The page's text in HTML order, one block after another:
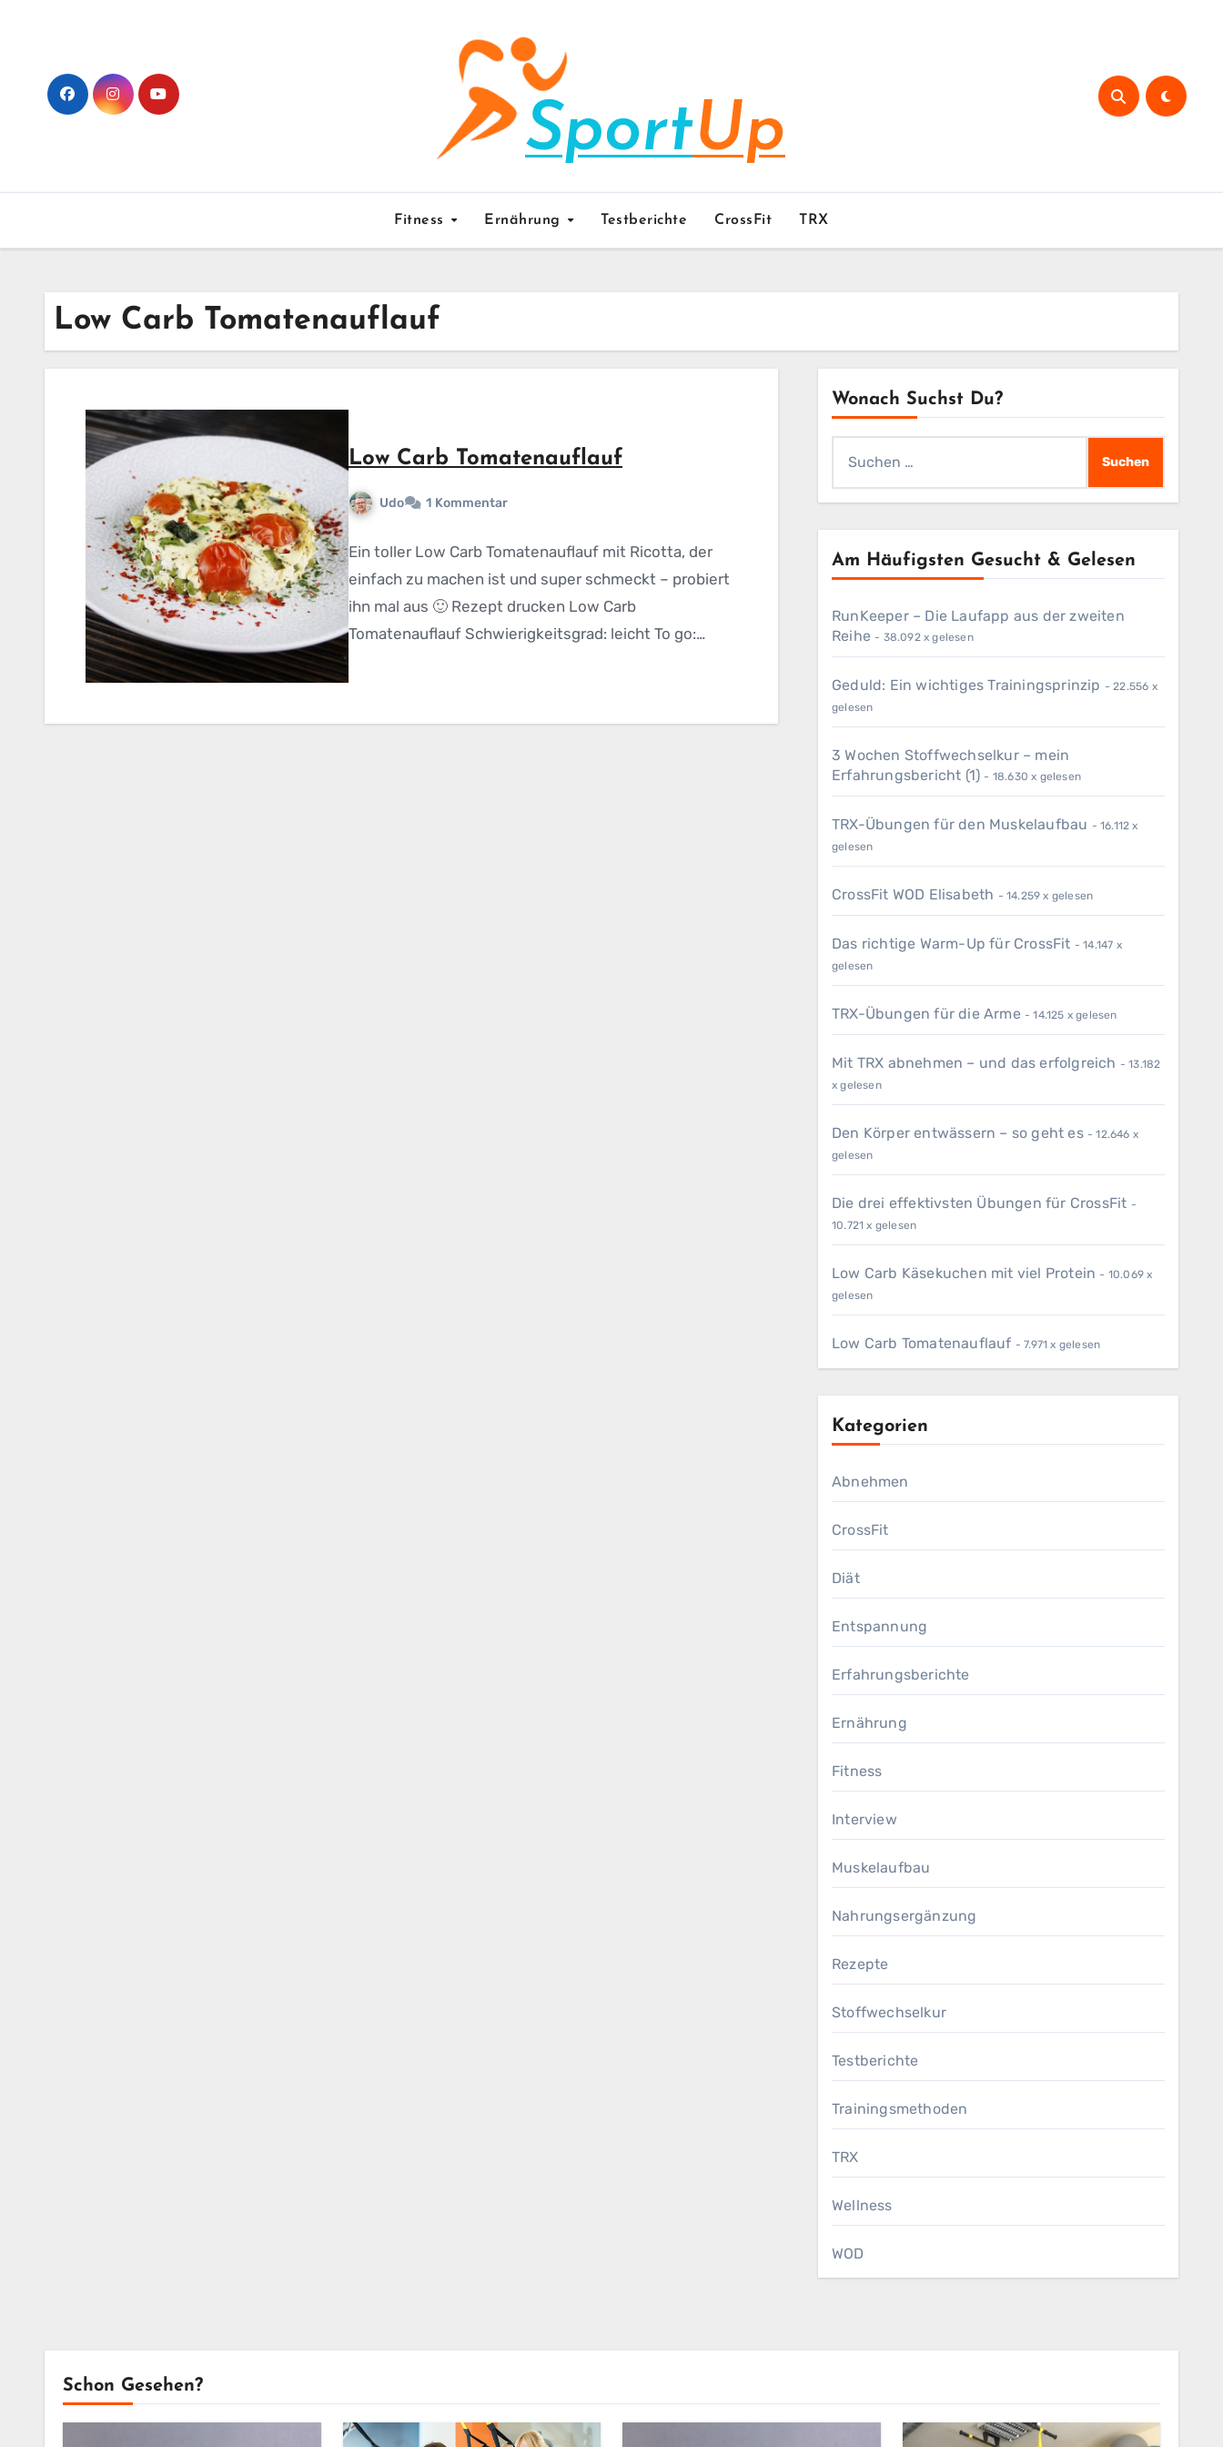
Fitness Ernährung Testberichte CrossFit TRX
Low Carb Tomatenauflauf
Low Carb Tomatenauflauf
Udo 1 Kommentar
Ein toller Low Carb Tomatenauflauf mit Ricotta, der
einfach zu machen ist und super schmeckt – probiert
ihn mal aus 🙂 Rezept drucken Low Carb
Tomatenauflauf Schwierigkeitsgrad: leicht To go:…
Wonach Suchst Du?
nach:
Am Häufigsten Gesucht & Gelesen
RunKeeper – Die Laufapp aus der zweiten
Reihe - 38.092 x gelesen
Geduld: Ein wichtiges Trainingsprinzip - 22.556 x
gelesen
3 Wochen Stoffwechselkur – mein
Erfahrungsbericht (1) - 18.630 x gelesen
TRX-Übungen für den Muskelaufbau - 16.112 x
gelesen
CrossFit WOD Elisabeth - 14.259 x gelesen
Das richtige Warm-Up für CrossFit - 14.147 x
gelesen
TRX-Übungen für die Arme - 14.125 x gelesen
Mit TRX abnehmen – und das erfolgreich - 13.182
x gelesen
Den Körper entwässern – so geht es - 12.646 x
gelesen
Die drei effektivsten Übungen für CrossFit -
10.721 x gelesen
Low Carb Käsekuchen mit viel Protein - 10.069 x
gelesen
Low Carb Tomatenauflauf - 7.971 x gelesen
Kategorien
Abnehmen
CrossFit
Diät
Entspannung
Erfahrungsberichte
Ernährung
Fitness
Interview
Muskelaufbau
Nahrungsergänzung
Rezepte
Stoffwechselkur
Testberichte
Trainingsmethoden
TRX
Wellness
WOD
Schon Gesehen?